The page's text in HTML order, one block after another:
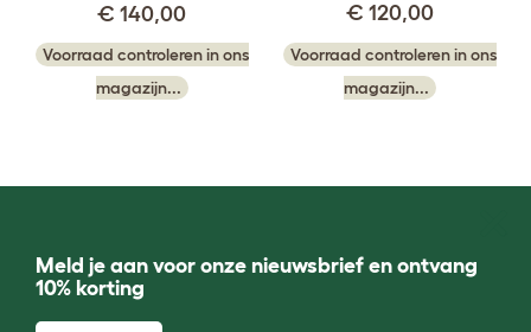
€ 140,00
Voorraad controleren in ons
magazijn...
€ 120,00
Voorraad controleren in ons
magazijn...
Meld je aan voor onze nieuwsbrief en ontvang
10% korting